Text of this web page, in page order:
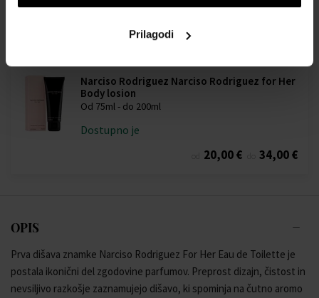
Prilagodi
Dostupno je
Narciso Rodriguez Narciso Rodriguez for Her
Body losion
Od 75ml - do 200ml
Dostupno je
20,00 € 34,00 €
OPIS
Prva dišava znamke Narciso Rodriguez For Her Eau de Toilette je
postala ikonični del zgodovine parfumov. Preprost dizajn, čistost in
nevsiljivo razkošje zaznamujejo dišavo, ki spominja na čutno aromo